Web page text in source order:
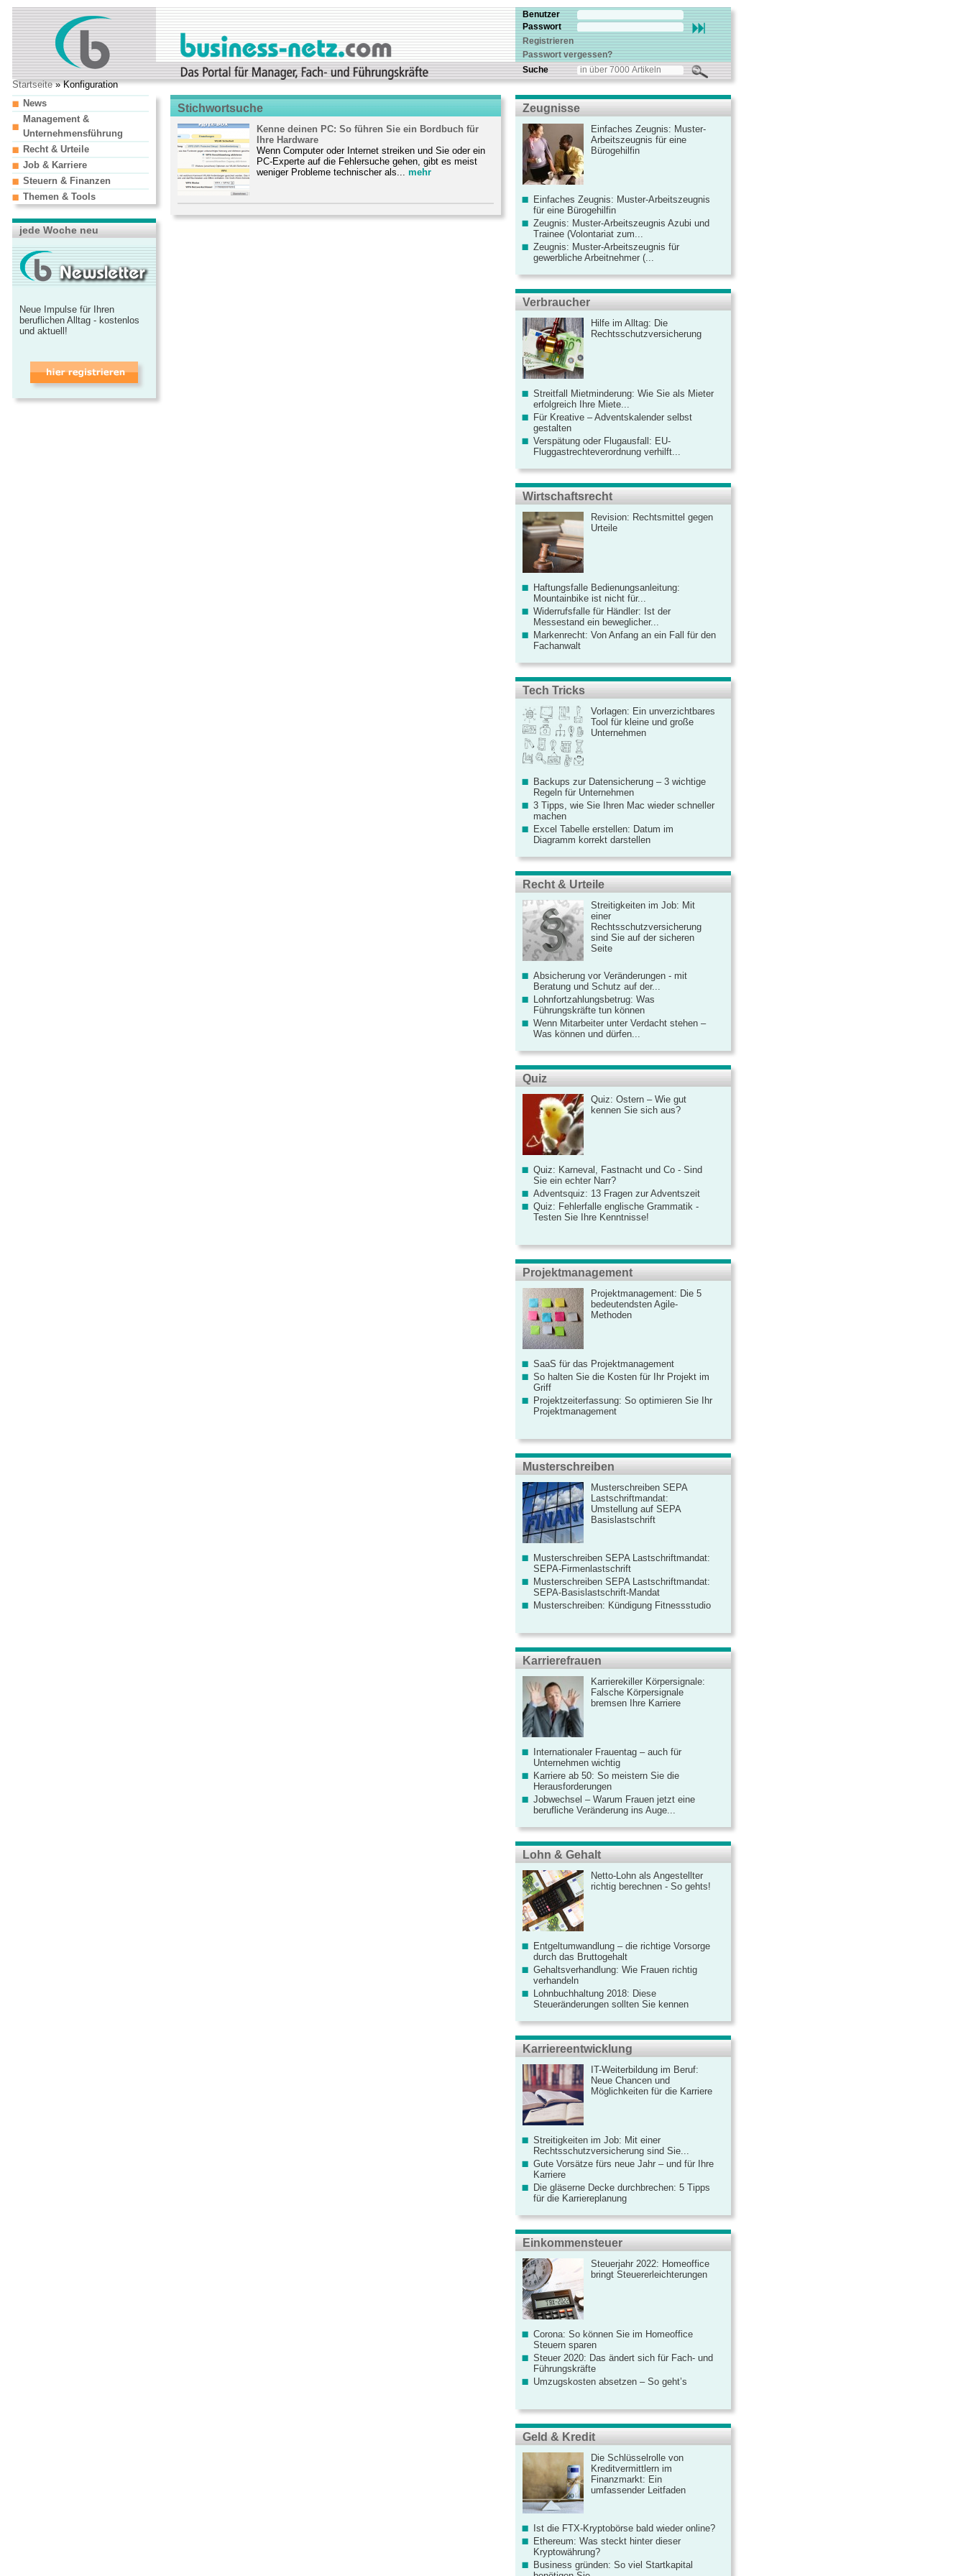
Benutzer
Passwort
Registrieren
Passwort vergessen?
Suche
Startseite» Konfiguration
Stichwortsuche
Kenne deinen PC: So führen Sie ein Bordbuch für
Ihre Hardware
Wenn Computer oder Internet streiken und Sie oder ein
PC-Experte auf die Fehlersuche gehen, gibt es meist
weniger Probleme technischer als...
mehr
News
Management &
Unternehmensführung
Recht & Urteile
Job & Karriere
Steuern & Finanzen
Themen & Tools
jede Woche neu
Neue Impulse für Ihren
beruflichen Alltag - kostenlos
und aktuell!
Zeugnisse
Einfaches Zeugnis: Muster-
Arbeitszeugnis für eine
Bürogehilfin
Einfaches Zeugnis: Muster-Arbeitszeugnis
für eine Bürogehilfin
Zeugnis: Muster-Arbeitszeugnis Azubi und
Trainee (Volontariat zum...
Zeugnis: Muster-Arbeitszeugnis für
gewerbliche Arbeitnehmer (...
Verbraucher
Hilfe im Alltag: Die
Rechtsschutzversicherung
Streitfall Mietminderung: Wie Sie als Mieter
erfolgreich Ihre Miete...
Für Kreative – Adventskalender selbst
gestalten
Verspätung oder Flugausfall: EU-
Fluggastrechteverordnung verhilft...
Wirtschaftsrecht
Revision: Rechtsmittel gegen
Urteile
Haftungsfalle Bedienungsanleitung:
Mountainbike ist nicht für...
Widerrufsfalle für Händler: Ist der
Messestand ein beweglicher...
Markenrecht: Von Anfang an ein Fall für den
Fachanwalt
Tech Tricks
Vorlagen: Ein unverzichtbares
Tool für kleine und große
Unternehmen
Backups zur Datensicherung – 3 wichtige
Regeln für Unternehmen
3 Tipps, wie Sie Ihren Mac wieder schneller
machen
Excel Tabelle erstellen: Datum im
Diagramm korrekt darstellen
Recht & Urteile
Streitigkeiten im Job: Mit
einer
Rechtsschutzversicherung
sind Sie auf der sicheren
Seite
Absicherung vor Veränderungen - mit
Beratung und Schutz auf der...
Lohnfortzahlungsbetrug: Was
Führungskräfte tun können
Wenn Mitarbeiter unter Verdacht stehen –
Was können und dürfen...
Quiz
Quiz: Ostern – Wie gut
kennen Sie sich aus?
Quiz: Karneval, Fastnacht und Co - Sind
Sie ein echter Narr?
Adventsquiz: 13 Fragen zur Adventszeit
Quiz: Fehlerfalle englische Grammatik -
Testen Sie Ihre Kenntnisse!
Projektmanagement
Projektmanagement: Die 5
bedeutendsten Agile-
Methoden
SaaS für das Projektmanagement
So halten Sie die Kosten für Ihr Projekt im
Griff
Projektzeiterfassung: So optimieren Sie Ihr
Projektmanagement
Musterschreiben
Musterschreiben SEPA
Lastschriftmandat:
Umstellung auf SEPA
Basislastschrift
Musterschreiben SEPA Lastschriftmandat:
SEPA-Firmenlastschrift
Musterschreiben SEPA Lastschriftmandat:
SEPA-Basislastschrift-Mandat
Musterschreiben: Kündigung Fitnessstudio
Karrierefrauen
Karrierekiller Körpersignale:
Falsche Körpersignale
bremsen Ihre Karriere
Internationaler Frauentag – auch für
Unternehmen wichtig
Karriere ab 50: So meistern Sie die
Herausforderungen
Jobwechsel – Warum Frauen jetzt eine
berufliche Veränderung ins Auge...
Lohn & Gehalt
Netto-Lohn als Angestellter
richtig berechnen - So gehts!
Entgeltumwandlung – die richtige Vorsorge
durch das Bruttogehalt
Gehaltsverhandlung: Wie Frauen richtig
verhandeln
Lohnbuchhaltung 2018: Diese
Steueränderungen sollten Sie kennen
Karriereentwicklung
IT-Weiterbildung im Beruf:
Neue Chancen und
Möglichkeiten für die Karriere
Streitigkeiten im Job: Mit einer
Rechtsschutzversicherung sind Sie...
Gute Vorsätze fürs neue Jahr – und für Ihre
Karriere
Die gläserne Decke durchbrechen: 5 Tipps
für die Karriereplanung
Einkommensteuer
Steuerjahr 2022: Homeoffice
bringt Steuererleichterungen
Corona: So können Sie im Homeoffice
Steuern sparen
Steuer 2020: Das ändert sich für Fach- und
Führungskräfte
Umzugskosten absetzen – So geht’s
Geld & Kredit
Die Schlüsselrolle von
Kreditvermittlern im
Finanzmarkt: Ein
umfassender Leitfaden
Ist die FTX-Kryptobörse bald wieder online?
Ethereum: Was steckt hinter dieser
Kryptowährung?
Business gründen: So viel Startkapital